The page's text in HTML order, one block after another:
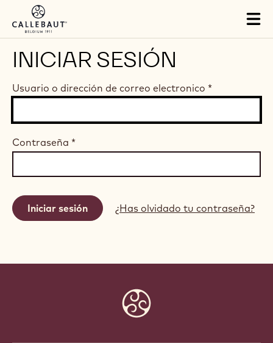
Skip to main content
INICIAR SESIÓN
Usuario o dirección de correo electronico *
Contraseña *
¿Has olvidado tu contraseña?